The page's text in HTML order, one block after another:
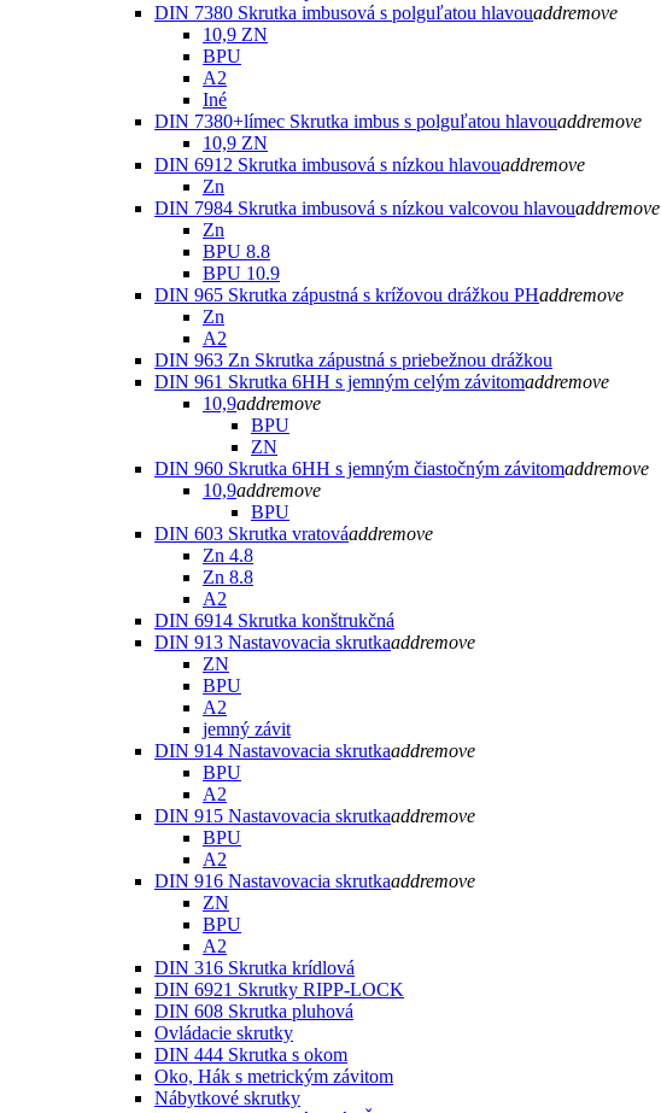
DIN 7380 Skrutka imbusová s polguľatou hlavouaddremove
10,9 ZN
BPU
A2
Iné
DIN 7380+límec Skrutka imbus s polguľatou hlavouaddremove
10,9 ZN
DIN 6912 Skrutka imbusová s nízkou hlavouaddremove
Zn
DIN 7984 Skrutka imbusová s nízkou valcovou hlavouaddremove
Zn
BPU 8.8
BPU 10.9
DIN 965 Skrutka zápustná s krížovou drážkou PHaddremove
Zn
A2
DIN 963 Zn Skrutka zápustná s priebežnou drážkou
DIN 961 Skrutka 6HH s jemným celým závitomaddremove
10,9addremove
BPU
ZN
DIN 960 Skrutka 6HH s jemným čiastočným závitomaddremove
10,9addremove
BPU
DIN 603 Skrutka vratováaddremove
Zn 4.8
Zn 8.8
A2
DIN 6914 Skrutka konštrukčná
DIN 913 Nastavovacia skrutkaaddremove
ZN
BPU
A2
jemný závit
DIN 914 Nastavovacia skrutkaaddremove
BPU
A2
DIN 915 Nastavovacia skrutkaaddremove
BPU
A2
DIN 916 Nastavovacia skrutkaaddremove
ZN
BPU
A2
DIN 316 Skrutka krídlová
DIN 6921 Skrutky RIPP-LOCK
DIN 608 Skrutka pluhová
Ovládacie skrutky
DIN 444 Skrutka s okom
Oko, Hák s metrickým závitom
Nábytkové skrutky